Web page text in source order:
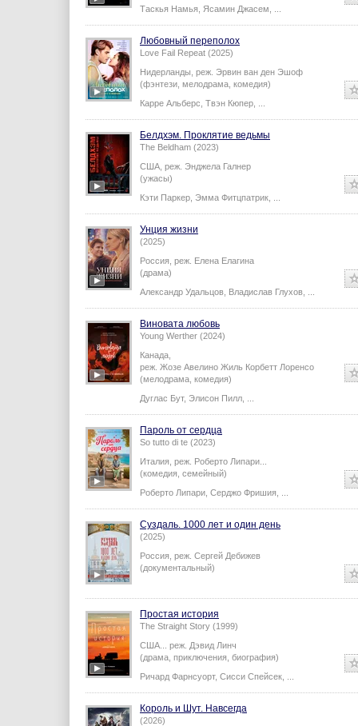
Таскья Намья
Ясамин Джасем
Любовный переполох
Love Fail Repeat (2025)
Нидерланды, реж. Эрвин ван ден Эшоф
(фэнтези, мелодрама, комедия)
Карре Альберс Твэн Кюпер
Белдхэм. Проклятие ведьмы
The Beldham (2023)
США, реж. Энджела Галнер
(ужасы)
Кэти Паркер Эмма Фитцпатрик
Унция жизни
(2025)
Россия, реж. Елена Елагина
(драма)
Александр Удальцов Владислав Глухов
Виновата любовь
Young Werther (2024)
Канада,
реж. Жозе Авелино Жиль Корбетт Лоренсо
(мелодрама, комедия)
Дуглас Бут, Элисон Пилл
Пароль от сердца
So tutto di te (2023)
Италия, реж. Роберто Липари
(комедия, семейный)
Роберто Липари Серджо Фришия
Суздаль. 1000 лет и один день
(2025)
Россия, реж. Сергей Дебижев
(документальный)
Простая история
The Straight Story (1999)
США... реж. Дэвид Линч
(драма, приключения, биография)
Ричард Фарнсуорт, Сисси Спейсек
Король и Шут. Навсегда
(2026)